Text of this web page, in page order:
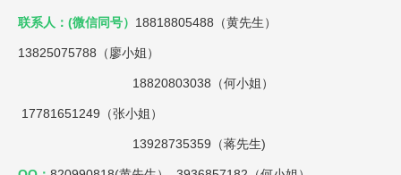
联系人：(微信同号） 18818805488（黄先生）
13825075788（廖小姐）
18820803038（何小姐）
17781651249（张小姐）
13928735359（蒋先生)